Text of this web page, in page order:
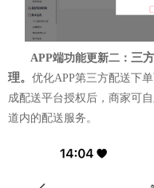
APP端功能更新二： 三
理。 优化APP第三方配送下
成配送平台授权后，商家可
道内的配送服务。